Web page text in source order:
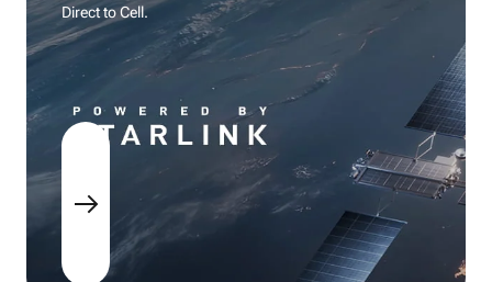
Direct to Cell.